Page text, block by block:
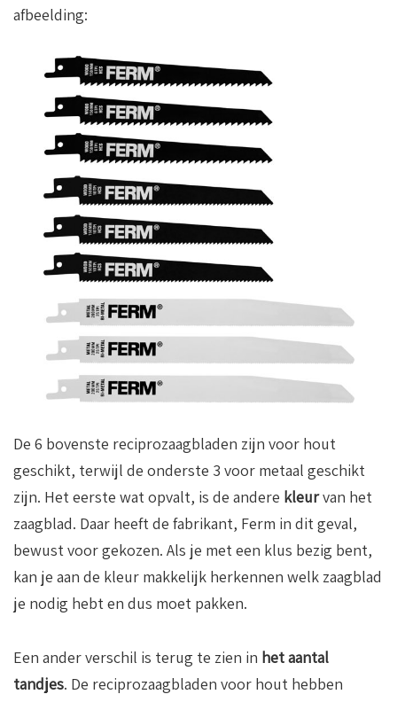
afbeelding:
De 6 bovenste reciprozaagbladen zijn voor hout
geschikt, terwijl de onderste 3 voor metaal geschikt
zijn. Het eerste wat opvalt, is de andere kleurvan het
zaagblad. Daar heeft de fabrikant, Ferm in dit geval,
bewust voor gekozen. Als je met een klus bezig bent,
kan je aan de kleur makkelijk herkennen welk zaagblad
je nodig hebt en dus moet pakken.
Een ander verschil is terug te zien in het aantal
tandjes. De reciprozaagbladen voor hout hebben